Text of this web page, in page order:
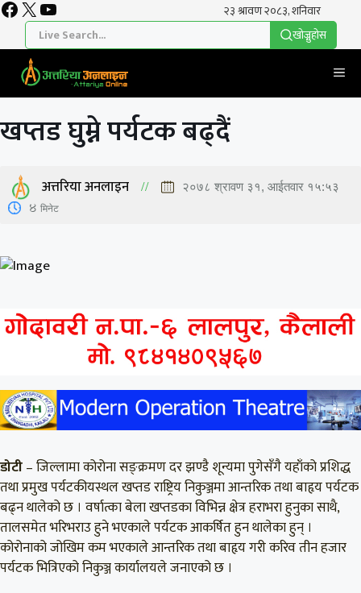
Skip
content
Facebook
X YouTube
खाेज्नुहाेस
खप्तड घुम्ने पर्यटक बढ्दैं
अत्तरिया अनलाइन २०७८ श्रावण ३१, आईतवार १५:५३
4 मिनेट
डोटी– जिल्लामा कोरोना सङ्क्रमण दर झण्डै शून्यमा पुगेसँगै यहाँको प्रशिद्ध
तथा प्रमुख पर्यटकीयस्थल खप्तड राष्ट्रिय निकुञ्जमा आन्तरिक तथा बाहृय पर्यटक
बढ्न थालेको छ । वर्षात्का बेला खप्तडका विभिन्न क्षेत्र हराभरा हुनुका साथै,
तालसमेत भरिभराउ हुने भएकाले पर्यटक आकर्षित हुन थालेका हुन् ।
कोरोनाको जोखिम कम भएकाले आन्तरिक तथा बाहृय गरी करिव तीन हजार
पर्यटक भित्रिएको निकुञ्ज कार्यालयले जनाएको छ ।